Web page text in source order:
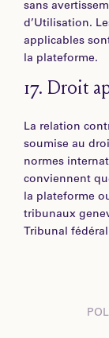
sans
d’Utilisation.
applicables
la plateforme.
17. Droit
La relation
soumise au
normes
conviennent
la plateforme
tribunaux
Tribunal